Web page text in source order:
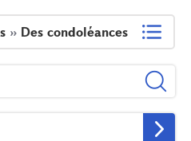
» Des condoléances